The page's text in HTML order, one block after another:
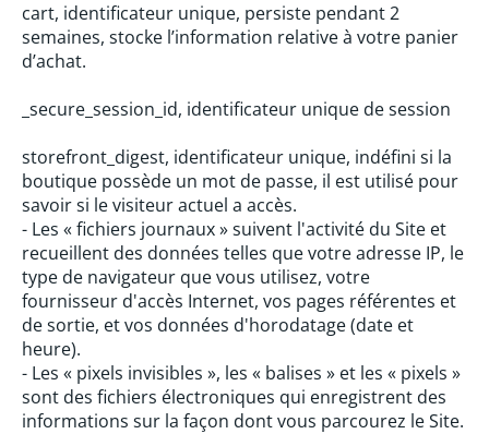
cart, identificateur unique, persiste pendant 2
semaines, stocke l’information relative à votre panier
d’achat.
_secure_session_id, identificateur unique de session
storefront_digest, identificateur unique, indéfini si la
boutique possède un mot de passe, il est utilisé pour
savoir si le visiteur actuel a accès.
- Les « fichiers journaux » suivent l'activité du Site et
recueillent des données telles que votre adresse IP, le
type de navigateur que vous utilisez, votre
fournisseur d'accès Internet, vos pages référentes et
de sortie, et vos données d'horodatage (date et
heure).
- Les « pixels invisibles », les « balises » et les « pixels »
sont des fichiers électroniques qui enregistrent des
informations sur la façon dont vous parcourez le Site.